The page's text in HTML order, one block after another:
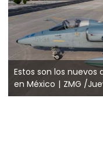
Estos son los nuevos
en México
ZMG /